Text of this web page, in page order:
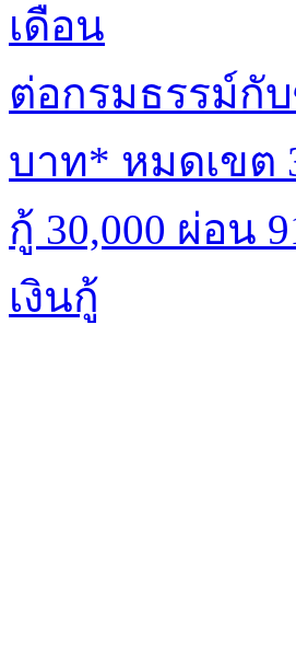
เดือน
ต่อกรมธรรม์กั
บาท* หมดเขต
กู้ 30,000 ผ่อน
เงินกู้